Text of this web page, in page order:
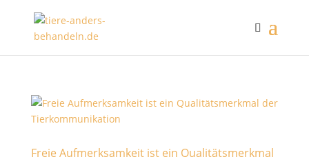
Freie Aufmerksamkeit ist ein Qualitätsmerkmal